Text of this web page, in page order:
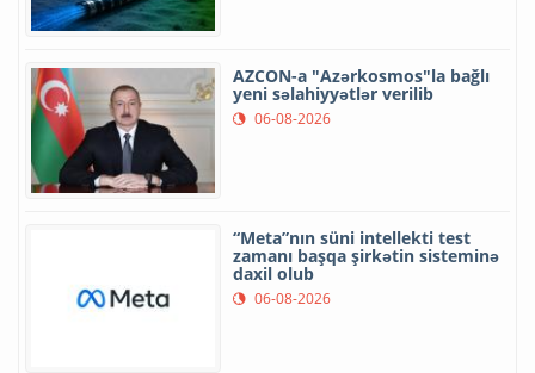
AZCON-a "Azərkosmos"la bağlı
yeni səlahiyyətlər verilib
06-08-2026
“Meta”nın süni intellekti test
zamanı başqa şirkətin sisteminə
daxil olub
06-08-2026